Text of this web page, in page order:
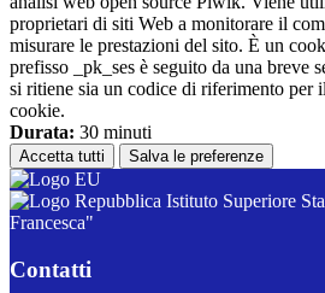
proprietari di siti Web a monitorare il
misurare le prestazioni del sito. È un
prefisso _pk_ses è seguito da una breve
si ritiene sia un codice di riferimento per
cookie.
Durata: 30 minuti
Accetta tutti Salva le preferenze
Istituto Superiore
Francesca"
Contatti